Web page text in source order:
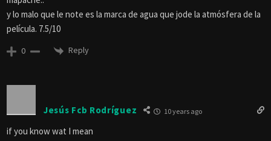
y lo malo que le note es la marca de agua que jode la atmósfera de la
película. 7.5/10
0 Reply
Jesús Fcb Rodríguez 10 years ago
if you know wat I mean